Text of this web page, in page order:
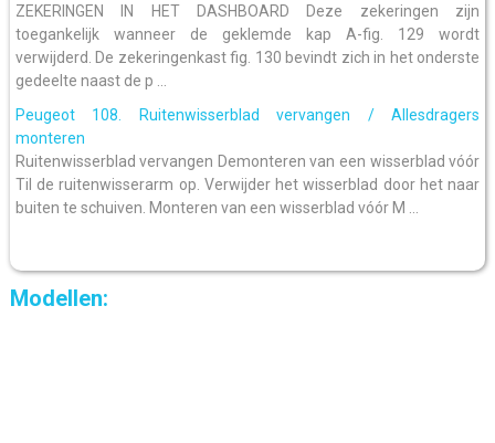
ZEKERINGEN IN HET DASHBOARD Deze zekeringen zijn
toegankelijk wanneer de geklemde kap A-fig. 129 wordt
verwijderd. De zekeringenkast fig. 130 bevindt zich in het onderste
gedeelte naast de p ...
Peugeot 108. Ruitenwisserblad vervangen / Allesdragers
monteren
Ruitenwisserblad vervangen Demonteren van een wisserblad vóór
Til de ruitenwisserarm op. Verwijder het wisserblad door het naar
buiten te schuiven. Monteren van een wisserblad vóór M ...
Modellen: